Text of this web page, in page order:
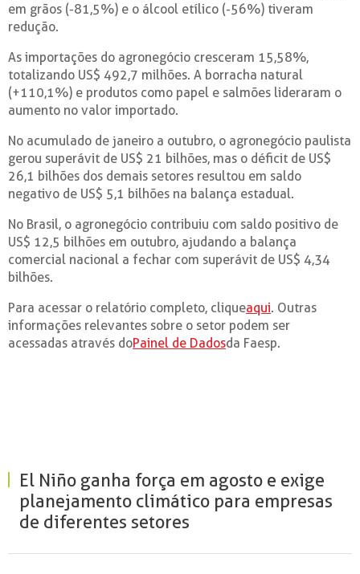
em grãos (-81,5%) e o álcool etílico (-56%) tiveram
redução.
As importações do agronegócio cresceram 15,58%,
totalizando US$ 492,7 milhões. A borracha natural
(+110,1%) e produtos como papel e salmões lideraram o
aumento no valor importado.
No acumulado de janeiro a outubro, o agronegócio paulista
gerou superávit de US$ 21 bilhões, mas o déficit de US$
26,1 bilhões dos demais setores resultou em saldo
negativo de US$ 5,1 bilhões na balança estadual.
No Brasil, o agronegócio contribuiu com saldo positivo de
US$ 12,5 bilhões em outubro, ajudando a balança
comercial nacional a fechar com superávit de US$ 4,34
bilhões.
Para acessar o relatório completo, cliqueaqui. Outras
informações relevantes sobre o setor podem ser
acessadas através doPainel de Dadosda Faesp.
El Niño ganha força em agosto e exige
planejamento climático para empresas
de diferentes setores